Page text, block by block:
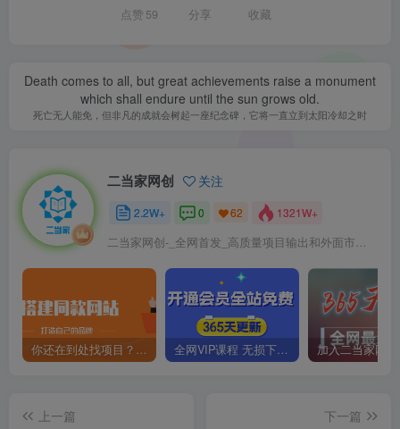
点赞 59 分享 收藏
Death comes to all, but great achievements raise a monument
which shall endure until the sun grows old.
死亡无人能免，但非凡的成就会树起一座纪念碑，它将一直立到太阳冷却之时
二当家网创 关注
2.2W+ 0 62 1321W+
你还在到处找项目？还在当韭菜？我靠卖项目一个月收入5万+，曾经我也是个失败者。 全网VIP课程 无损下载~
上一篇
下一篇